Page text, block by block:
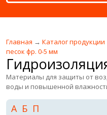
Главная →Каталог продукции
песок фр. 0-5 мм
Материалы для защиты от
воды и повышенной
А Б П